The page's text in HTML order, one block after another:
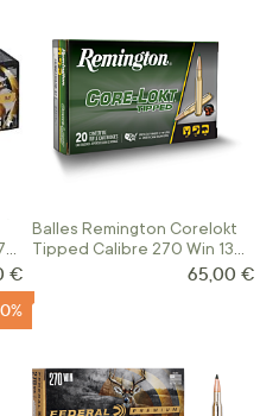
€
Balles Remington Corelokt
Tipped Calibre 270 Win 130
65,00 €